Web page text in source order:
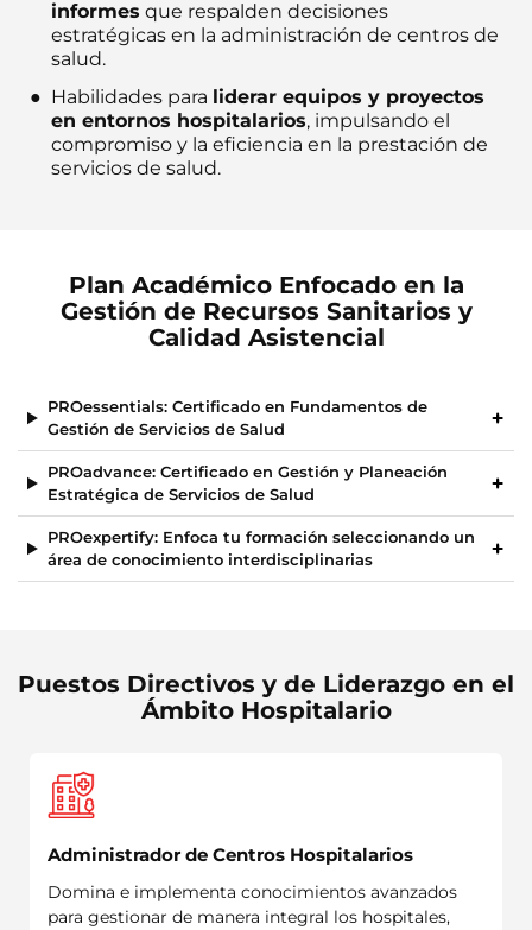
informes que respalden decisiones
estratégicas en la administración de centros de
salud.
Habilidades para liderar equipos y proyectos
en entornos hospitalarios, impulsando el
compromiso y la eficiencia en la prestación de
servicios de salud.
Plan Académico Enfocado en la
Gestión de Recursos Sanitarios y
Calidad Asistencial
PROessentials: Certificado en Fundamentos de
Gestión de Servicios de Salud
PROadvance: Certificado en Gestión y Planeación
Estratégica de Servicios de Salud
PROexpertify: Enfoca tu formación seleccionando un
área de conocimiento interdisciplinarias
Puestos Directivos y de Liderazgo en el
Ámbito Hospitalario
Administrador de Centros Hospitalarios
Domina e implementa conocimientos avanzados
para gestionar de manera integral los hospitales,